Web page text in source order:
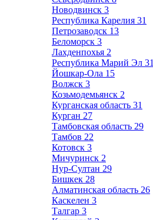
Новодвинск 3
Республика Карелия 31
Петрозаводск 13
Беломорск 3
Лахденпохья 2
Республика Марий Эл 31
Йошкар-Ола 15
Волжск 3
Козьмодемьянск 2
Курганская область 31
Курган 27
Тамбовская область 29
Тамбов 22
Котовск 3
Мичуринск 2
Нур-Султан 29
Бишкек 28
Алматинская область 26
Каскелен 3
Талгар 3